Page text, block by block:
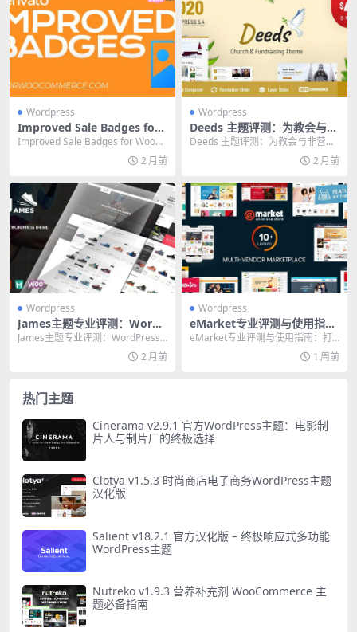
Wordpress
Improved Sale Badges for
WooCommerce：提升销量
Improved Sale Badges for WooCo
2 月前
Wordpress
Deeds 主题评测：为教会与非
营利组织打造的终极建站方案
Deeds 主题评测：为教会与非营利
组织打造的终极建站方案 在2025
2 月前
Wordpress
James主题专业评测：WordP
ress建站的终极选择与实战指
南
James主题专业评测：WordPress
建站的终极选择与实战指南 在2026
2 月前
Wordpress
eMarket专业评测与使用指
南：打造高效在线商店的终极
eMarket专业评测与使用指南：打
造高效在线商店的终极方案 如果你
1 周前
热门主题
Cinerama v2.9.1 官方WordPress主题：电影制
片人与制片厂的终极选择
Clotya v1.5.3 时尚商店电子商务WordPress主题
汉化版
Salient v18.2.1 官方汉化版 – 终极响应式多功能
WordPress主题
Nutreko v1.9.3 营养补充剂 WooCommerce 主
题必备指南